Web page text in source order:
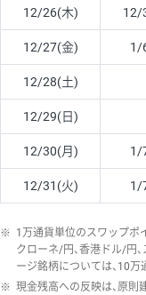
12/26(木) 12/
12/27(金) 1/
12/28(土)
12/29(日)
12/30(月) 1/
12/31(火) 1/
※ 1万通貨単位のスワップポ
クローネ/円、香港ドル/円
ージ銘柄については、10万
※ 現金残高への反映は、原則